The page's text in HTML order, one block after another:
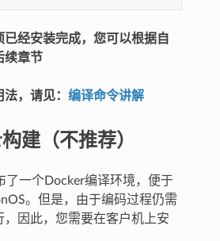
已经安装完成，您可以根据自
续章节
法，请见：编译命令讲解
建（不推荐）
一个Docker编译环境，便于
。但是，由于编码过程仍需
，因此，您需要在客户机上安